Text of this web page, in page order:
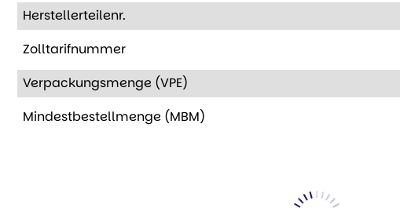
Herstellerteilenr.
Zolltarifnummer
Verpackungsmenge (VPE)
Mindestbestellmenge (MBM)